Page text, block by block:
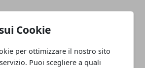
Cookie
per ottimizzare il nostro sito
Puoi scegliere a quali